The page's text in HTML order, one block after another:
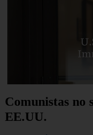
Comunistas no
EE.UU.